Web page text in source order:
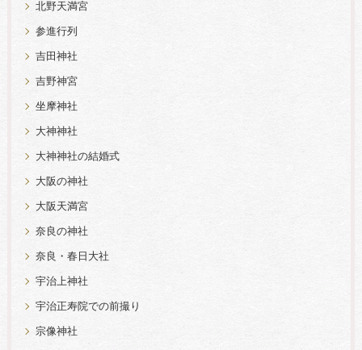
北野天満宮
参進行列
吉田神社
吉野神宮
坐摩神社
大神神社
大神神社の結婚式
大阪の神社
大阪天満宮
奈良の神社
奈良・春日大社
宇治上神社
宇治正寿院での前撮り
宗像神社